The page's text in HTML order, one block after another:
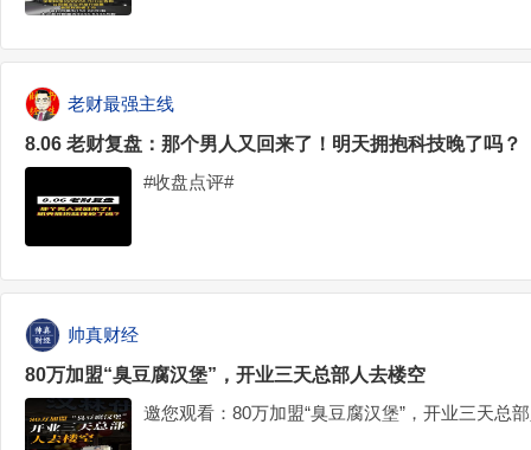
老财最强主线
8.06 老财复盘：那个男人又回来了！明天拥抱科技晚了吗？
#收盘点评#
帅真财经
80万加盟“臭豆腐汉堡”，开业三天总部人去楼空
邀您观看：80万加盟“臭豆腐汉堡”，开业三天总